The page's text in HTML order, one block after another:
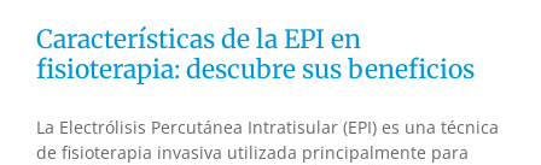
Características de la EPI en
fisioterapia: descubre sus beneficios
La Electrólisis Percutánea Intratisular (EPI) es una técnica
de fisioterapia invasiva utilizada principalmente para